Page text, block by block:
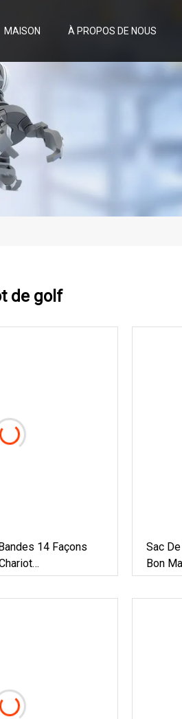
MAISON À PROPOS DE NOUS
de golf
14 Façons
Sac
Bon
Chaude